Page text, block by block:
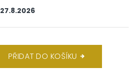
27.8.2026
PŘIDAT DO KOŠÍKU